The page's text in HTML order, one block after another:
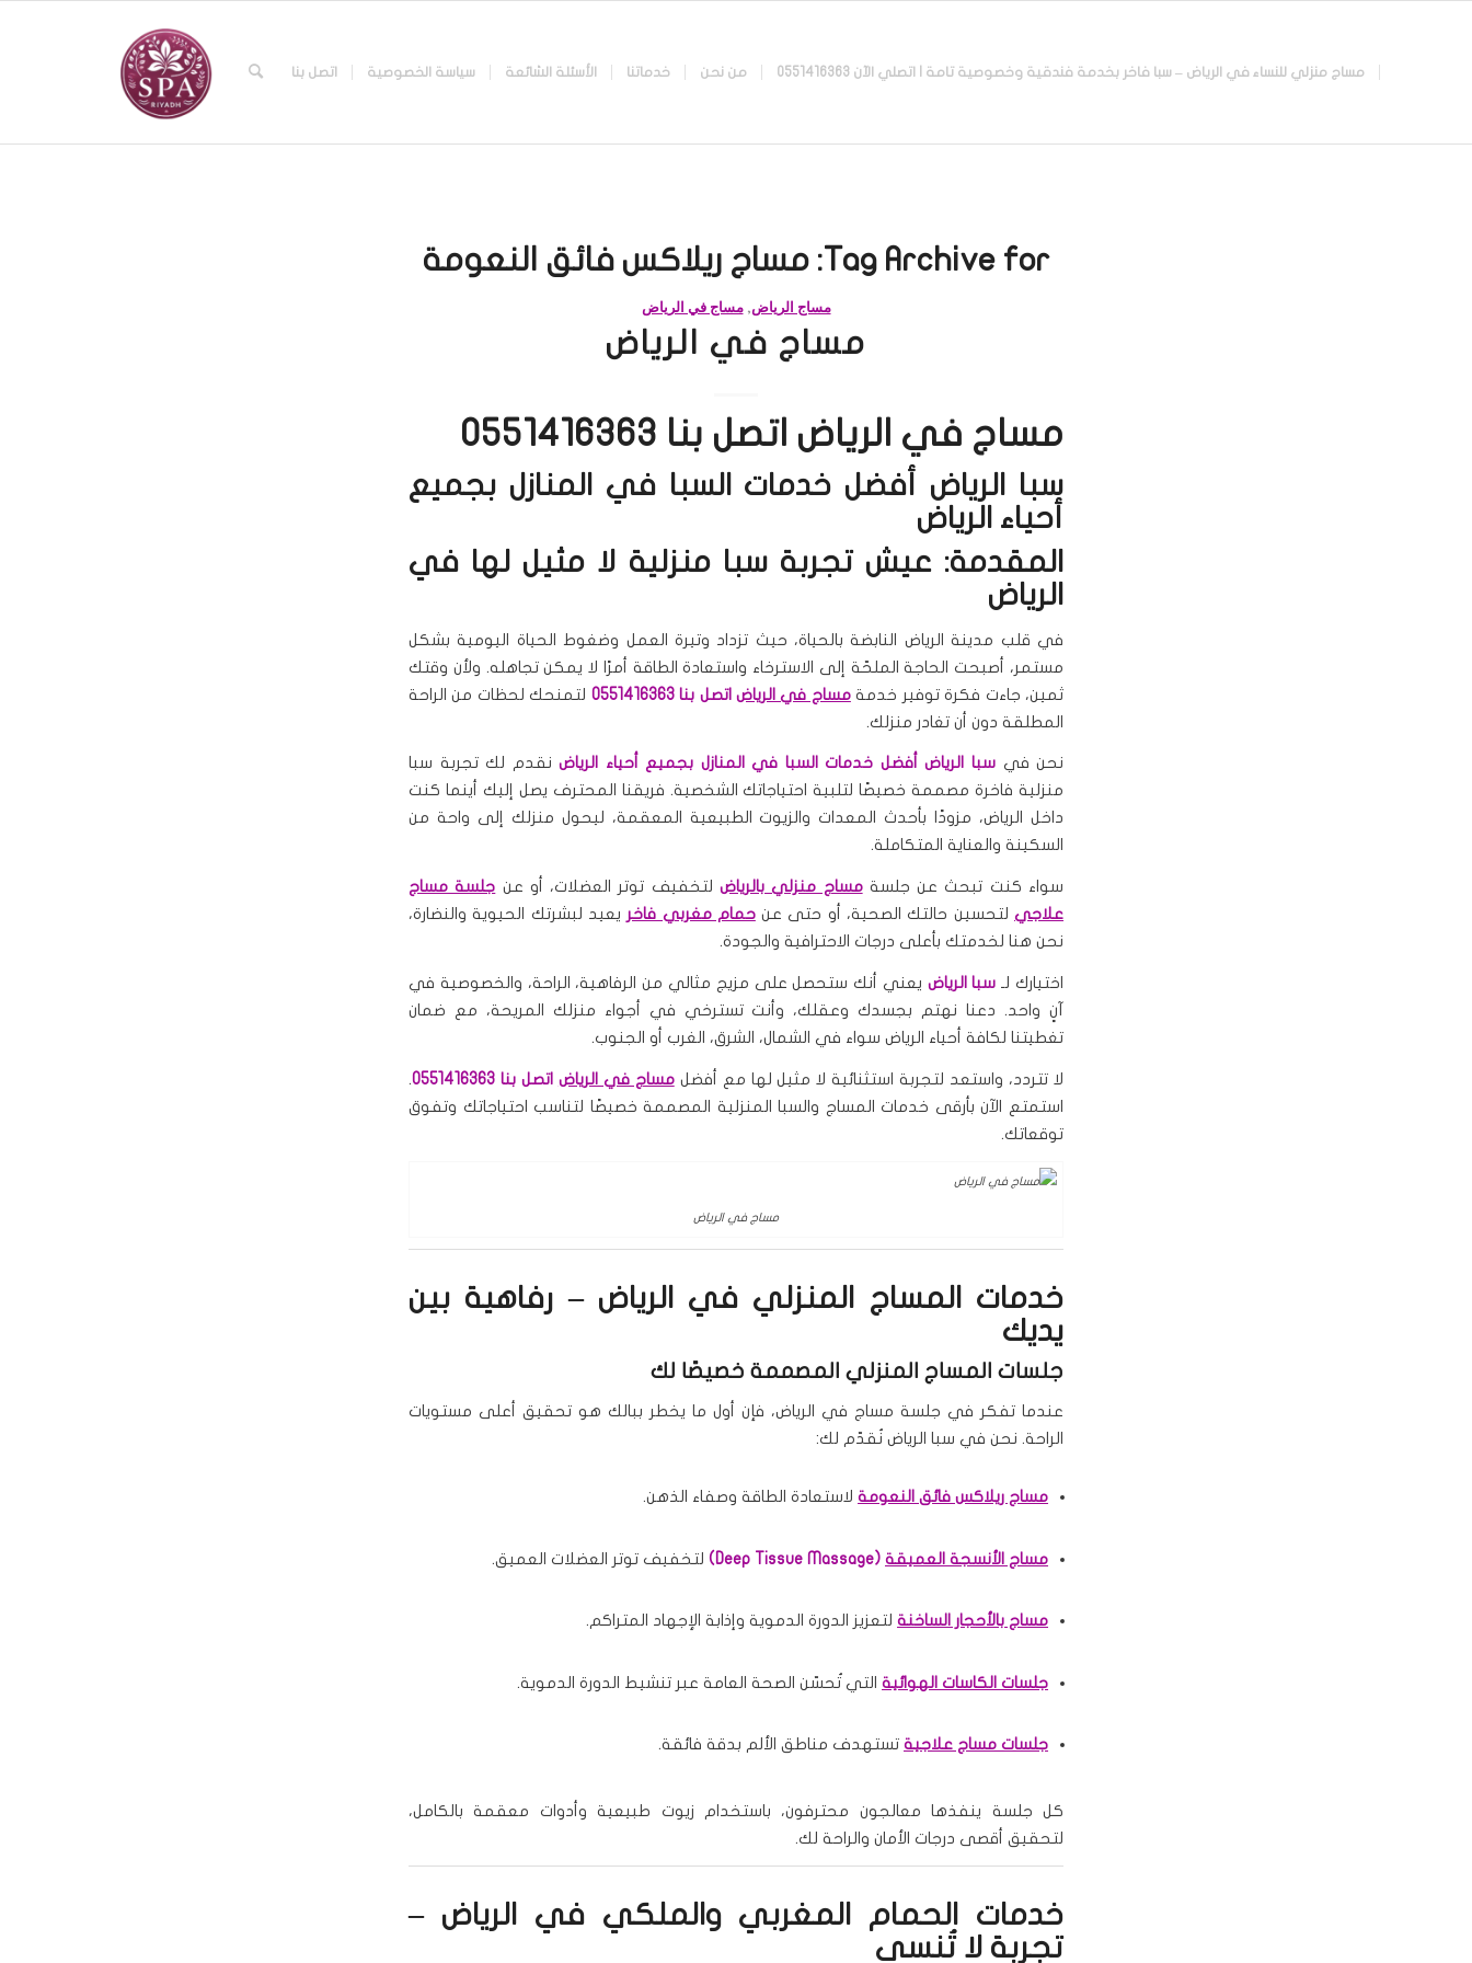
مساج منزلي للنساء في الرياض – سبا فاخر بخدمة فندقية وخصوصية تامة | اتصلي الآن 0551416363 من نحن خدماتنا الأسئلة الشائعة سياسة الخصوصية اتصل بنا
Tag Archive for: مساج ريلاكس فائق النعومة
مساج الرياض,مساج في الرياض
مساج في الرياض
مساج في الرياض اتصل بنا 0551416363
سبا الرياض أفضل خدمات السبا في المنازل بجميع
أحياء الرياض
المقدمة: عيش تجربة سبا منزلية لا مثيل لها في
الرياض
في قلب مدينة الرياض النابضة بالحياة، حيث تزداد وتيرة العمل وضغوط الحياة اليومية بشكل
مستمر، أصبحت الحاجة الملحّة إلى الاسترخاء واستعادة الطاقة أمرًا لا يمكن تجاهله. ولأن وقتك
ثمين، جاءت فكرة توفير خدمةمساج في الرياضاتصل بنا 0551416363
لتمنحك لحظات من الراحة
المطلقة دون أن تغادر منزلك.
نحن فيسبا الرياض أفضل خدمات السبا في المنازل بجميع أحياء الرياضنقدم لك تجربة سبا
منزلية فاخرة مصممة خصيصًا لتلبية احتياجاتك الشخصية. فريقنا المحترف يصل إليك أينما كنت
داخل الرياض، مزودًا بأحدث المعدات والزيوت الطبيعية المعقمة، ليحول منزلك إلى واحة من
السكينة والعناية المتكاملة.
سواء كنت تبحث عن جلسةمساج منزلي بالرياضلتخفيف توتر العضلات، أو عن جلسة مساج
علاجيلتحسين حالتك الصحية، أو حتى عنحمام مغربي فاخر يعيد لبشرتك الحيوية والنضارة،
نحن هنا لخدمتك بأعلى درجات الاحترافية والجودة.
اختيارك لـ سبا الرياض يعني أنك ستحصل على مزيج مثالي من الرفاهية، الراحة، والخصوصية في
آنٍ واحد. دعنا نهتم بجسدك وعقلك، وأنت تسترخي في أجواء منزلك المريحة، مع ضمان
تغطيتنا لكافة أحياء الرياض سواء في الشمال، الشرق، الغرب أو الجنوب.
لا تتردد، واستعد لتجربة استثنائية لا مثيل لها مع أفضلمساج في الرياض اتصل بنا 0551416363
.
استمتع الآن بأرقى خدمات المساج والسبا المنزلية المصممة خصيصًا لتناسب احتياجاتك وتفوق
توقعاتك.
مساج في الرياض
خدمات المساج المنزلي في الرياض – رفاهية بين
يديك
جلسات المساج المنزلي المصممة خصيصًا لك
عندما تفكر في جلسة مساج في الرياض، فإن أول ما يخطر ببالك هو تحقيق أعلى مستويات
الراحة. نحن في سبا الرياض نُقدّم لك:
مساج ريلاكس فائق النعومةلاستعادة الطاقة وصفاء الذهن.
مساج الأنسجة العميقة(Deep Tissue Massage) لتخفيف توتر العضلات العميق.
مساج بالأحجار الساخنةلتعزيز الدورة الدموية وإذابة الإجهاد المتراكم.
جلسات الكاسات الهوائيةالتي تُحسّن الصحة العامة عبر تنشيط الدورة الدموية.
جلسات مساج علاجيةتستهدف مناطق الألم بدقة فائقة.
كل جلسة ينفذها معالجون محترفون، باستخدام زيوت طبيعية وأدوات معقمة بالكامل،
لتحقيق أقصى درجات الأمان والراحة لك.
خدمات الحمام المغربي والملكي في الرياض –
تجربة لا تُنسى